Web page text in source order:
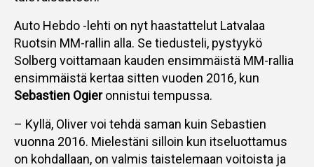
Auto Hebdo -lehti on nyt haastattelut Latvalaa
Ruotsin MM-rallin alla. Se tiedusteli, pystyykö
Solberg voittamaan kauden ensimmäistä MM-rallia
ensimmäistä kertaa sitten vuoden 2016, kun
Sebastien Ogieronnistui tempussa.
– Kyllä, Oliver voi tehdä saman kuin Sebastien
vuonna 2016. Mielestäni silloin kun itseluottamus
on kohdallaan, on valmis taistelemaan voitoista ja